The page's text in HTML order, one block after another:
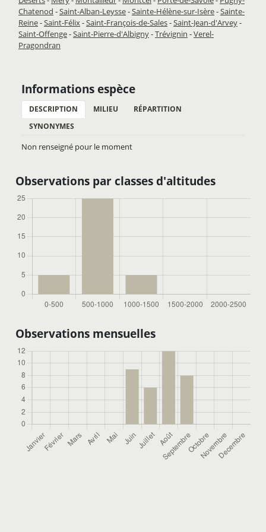
Chatenod -Saint-Alban-Leysse-Sainte-Hélène-sur-Isère-Sainte-
Reine-Saint-Félix-Saint-François-de-Sales-Saint-Jean-d'Arvey-
Saint-Offenge-Saint-Pierre-d'Albigny-Trévignin -Verel-
Pragondran
Informations espèce
DESCRIPTION MILIEU
RÉPARTITION
SYNONYMES
Non renseigné pour le moment
Observations par classes d'altitudes
Observations mensuelles